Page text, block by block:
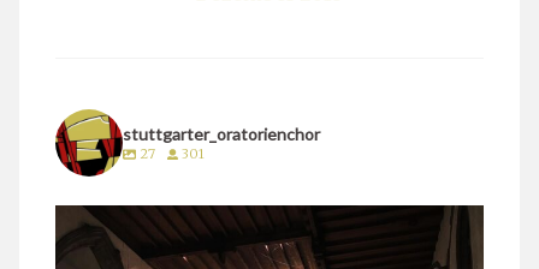
stuttgarter_oratorienchor
27 301
stuttgarter_oratorienchor
März 24